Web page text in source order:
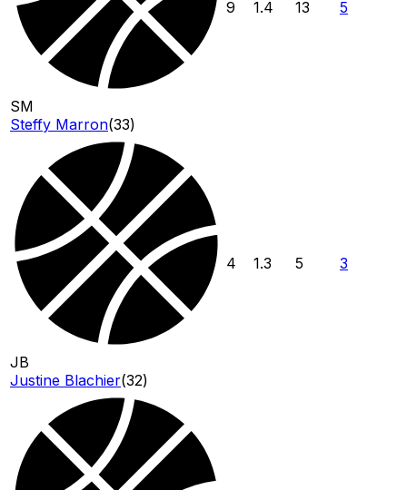
SM
Steffy Marron(33)
9 1.4 13 5
JB
Justine Blachier(32)
4 1.3 5 3